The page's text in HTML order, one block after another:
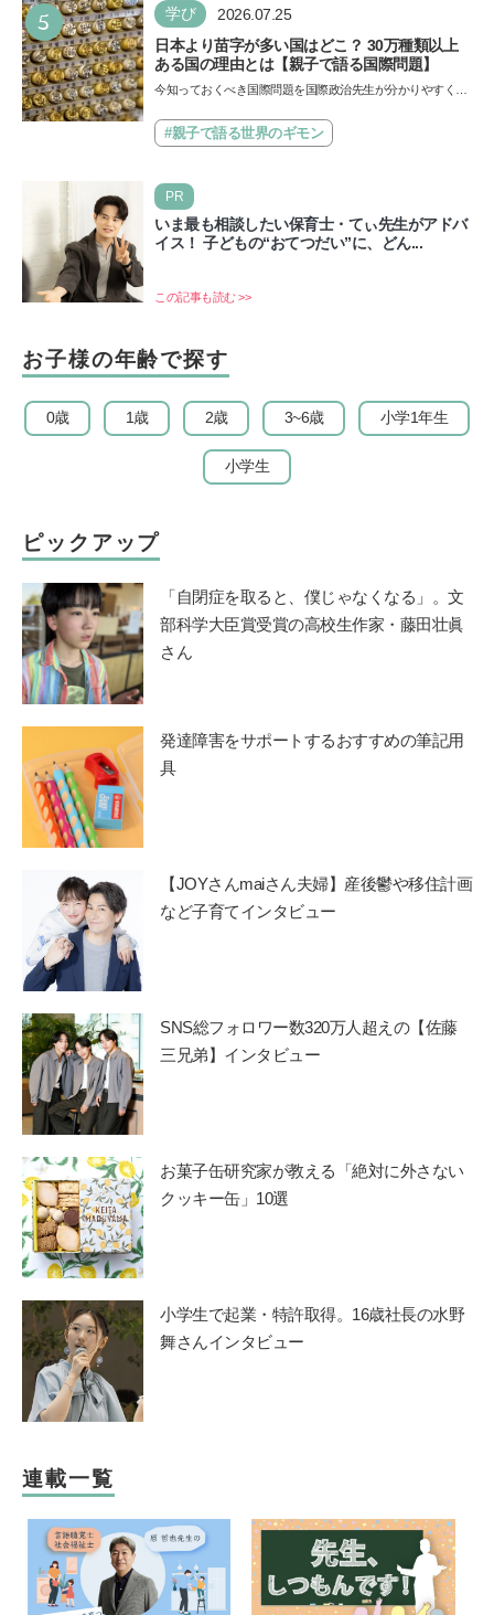
5 学び 2026.07.25
日本より苗字が多い国はどこ？ 30万種類以上
ある国の理由とは【親子で語る国際問題】
今知っておくべき国際問題を国際政治先生が分かりやすく解
類…#親子で語る世界のギモン
PR
いま最も相談したい保育士・てぃ先生がアドバ
イス！ 子どもの“おてつだい”に、どん...
この記事も読む >>
お子様の年齢で探す
0歳 1歳 2歳 3~6歳 小学1年生
小学生
ピックアップ
「自閉症を取ると、僕じゃなくなる」。文
部科学大臣賞受賞の高校生作家・藤田壮眞
さん
発達障害をサポートするおすすめの筆記用
具
【JOYさんmaiさん夫婦】産後鬱や移住計画
など子育てインタビュー
SNS総フォロワー数320万人超えの【佐藤
三兄弟】インタビュー
お菓子缶研究家が教える「絶対に外さない
クッキー缶」10選
小学生で起業・特許取得。16歳社長の水野
舞さんインタビュー
連載一覧